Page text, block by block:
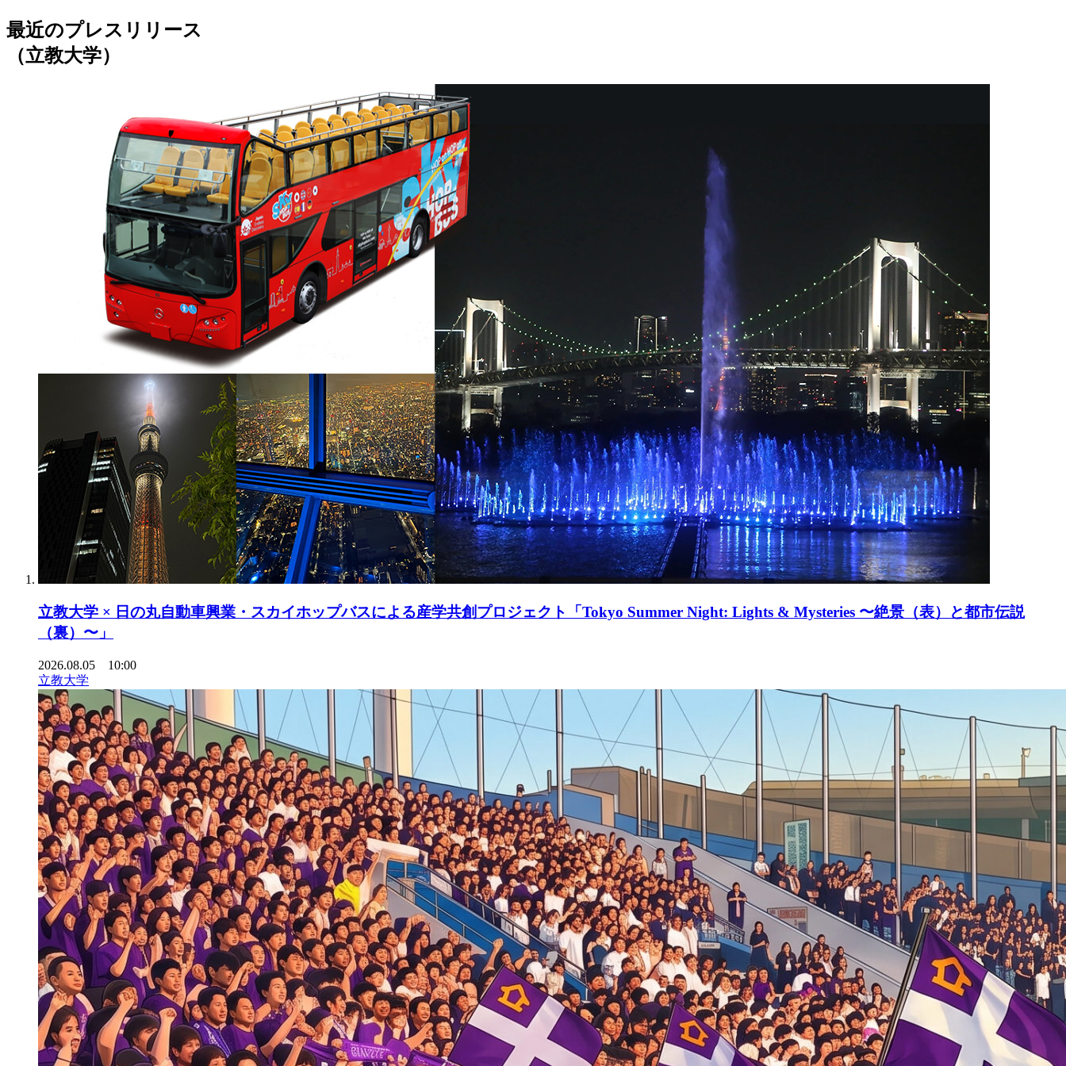
最近のプレスリリース
（立教大学）
立教大学 × 日の丸自動車興業・スカイホップバスによる産学共創プロジェクト「Tokyo Summer Night: Lights & Mysteries 〜絶景（表）と都市伝説
（裏）〜」
2026.08.05 10:00
立教大学